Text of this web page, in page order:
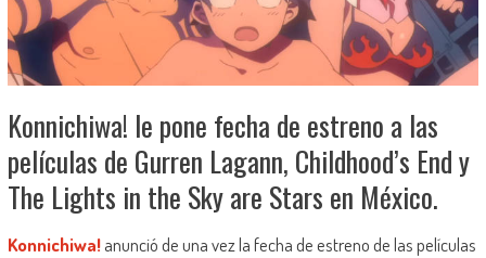
Konnichiwa! le pone fecha de estreno a las
películas de Gurren Lagann, Childhood’s End y
The Lights in the Sky are Stars en México.
Konnichiwa!anunció de una vez la fecha de estreno de las películas